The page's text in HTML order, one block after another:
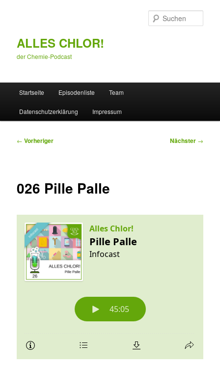
ALLES CHLOR!
der Chemie-Podcast
Startseite Episodenliste Team
Datenschutzerklärung Impressum
Beitragsnavigation
← Vorheriger Nächster →
026 Pille Palle